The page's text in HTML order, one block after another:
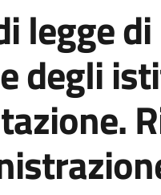
legge
degli